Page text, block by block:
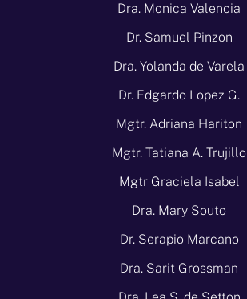
Dra. Monica Valencia
Dr. Samuel Pinzon
Dra. Yolanda de Varela
Dr. Edgardo Lopez G.
Mgtr. Adriana Hariton
Mgtr. Tatiana A. Trujillo
Mgtr Graciela Isabel
Dra. Mary Souto
Dr. Serapio Marcano
Dra. Sarit Grossman